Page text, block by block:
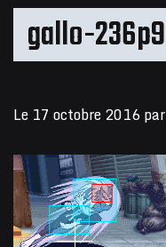
gallo-236p9
Le 17 octobre 2016par